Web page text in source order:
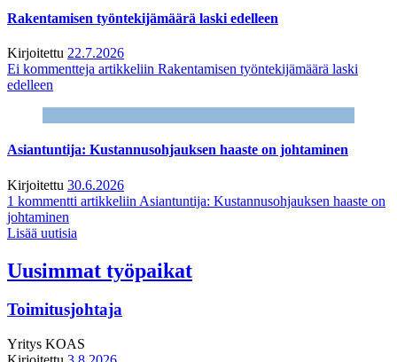
Rakentamisen työntekijämäärä laski edelleen
Kirjoitettu 22.7.2026
Ei kommentteja artikkeliin Rakentamisen työntekijämäärä laski
edelleen
Asiantuntija: Kustannusohjauksen haaste on johtaminen
Kirjoitettu 30.6.2026
1 kommentti artikkeliin Asiantuntija: Kustannusohjauksen haaste on
johtaminen
Lisää uutisia
Uusimmat työpaikat
Toimitusjohtaja
Yritys KOAS